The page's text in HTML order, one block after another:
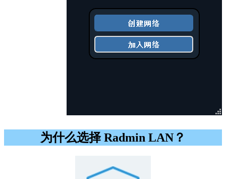
为什么选择 Radmin LAN？